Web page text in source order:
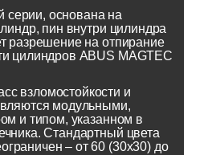
серии, основана на
пин внутри цилиндра
разрешение на отпирание
цилиндров ABUS MAGTEC
взломостойкости и
модульными,
и типом, указанном в
Стандартный цвета
– от 60 (30x30) до